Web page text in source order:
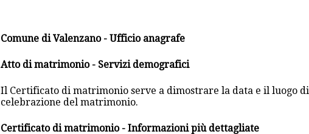
Comune di Valenzano - Ufficio anagrafe
Atto di matrimonio - Servizi demografici
Il Certificato di matrimonio serve a dimostrare la data e il luogo di
celebrazione del matrimonio.
Certificato di matrimonio - Informazioni più dettagliate